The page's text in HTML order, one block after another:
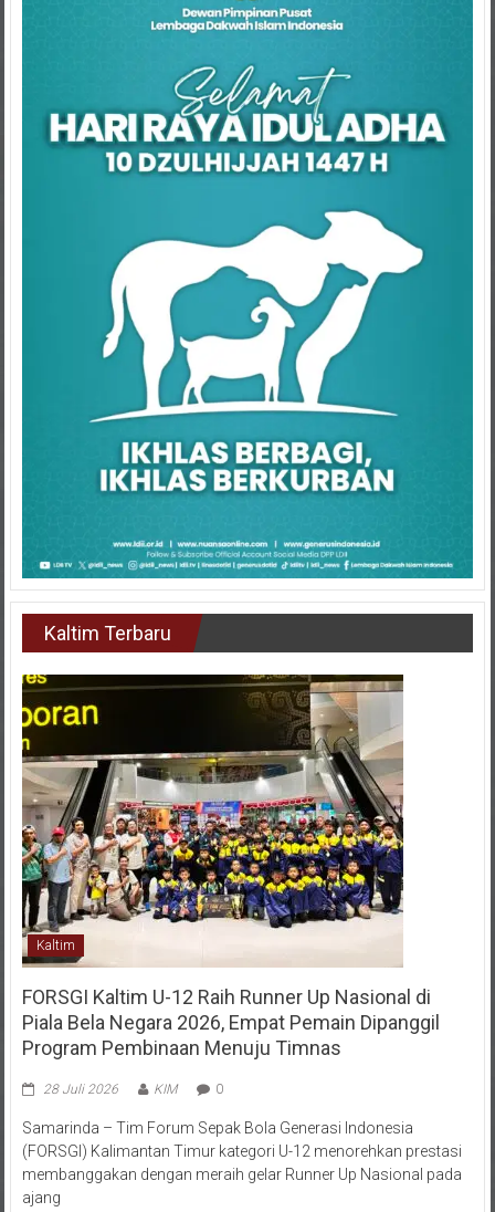
Kaltim Terbaru
Kaltim
FORSGI Kaltim U-12 Raih Runner Up Nasional di
Piala Bela Negara 2026, Empat Pemain Dipanggil
Program Pembinaan Menuju Timnas
(FORSGI) Kalimantan Timur kategori U-12 menorehkan prestasi
membanggakan dengan meraih gelar Runner Up Nasional pada
ajang